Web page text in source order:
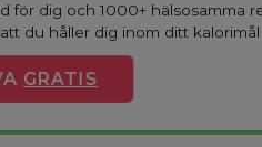
för dig och 1000+ hälsosamma
du håller dig inom ditt
GRATIS